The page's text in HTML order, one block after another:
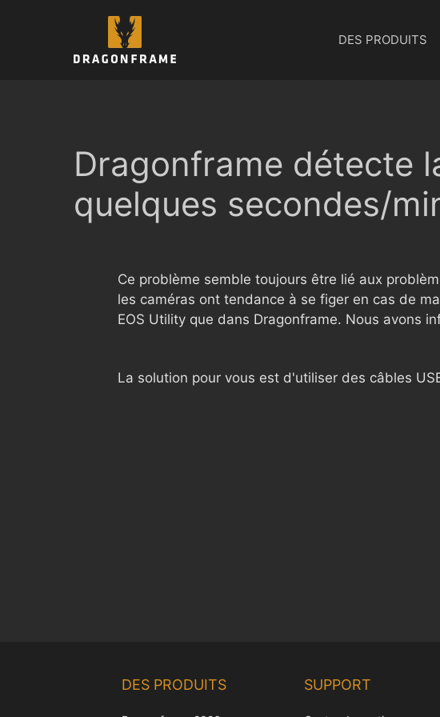
DES PRODUITS
Dragonframe détecte
quelques secondes/
Ce problème semble toujours être lié aux
les caméras ont tendance à se figer en cas de
EOS Utility que dans Dragonframe. Nous avons
La solution pour vous est d'utiliser des câbles
DES PRODUITS SUPPORT